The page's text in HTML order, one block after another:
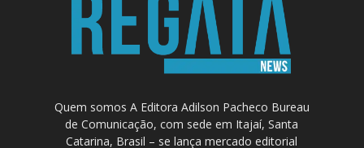
Quem somos A Editora Adilson Pacheco Bureau
de Comunicação, com sede em Itajaí, Santa
Catarina, Brasil – se lança mercado editorial